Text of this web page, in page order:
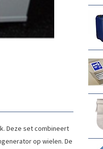
Deze set combineert
op wielen. De